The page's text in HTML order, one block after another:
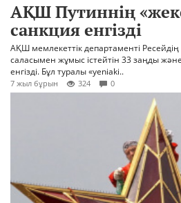
АҚШ Путиннің
санкция енгізді
АҚШ мемлекеттік департаменті
саласымен жұмыс істейтін 33 заңды
енгізді. Бұл туралы «yeniaki..
7 жыл бұрын 324 0